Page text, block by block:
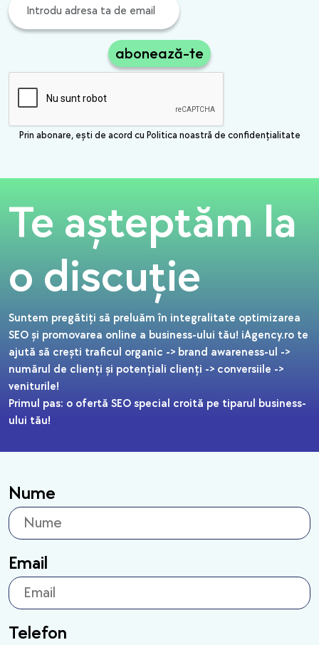
abonează-te
Prin abonare, ești de acord cu Politica noastră de confidențialitate
Te așteptăm la
o discuție
Suntem pregătiți să preluăm în integralitate optimizarea
SEO și promovarea online a business-ului tău! iAgency.ro te
ajută să crești traficul organic -> brand awareness-ul ->
numărul de clienți și potențiali clienți -> conversiile ->
veniturile!
Primul pas: o ofertă SEO special croită pe tiparul business-
ului tău!
Nume
Email
Telefon